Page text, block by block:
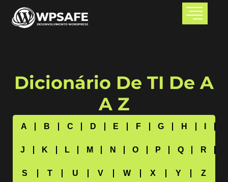
Dicionário De TI De A
A Z
A B C D E F G H
I
J
K L M N O P Q
R
S
T U V W X Y Z